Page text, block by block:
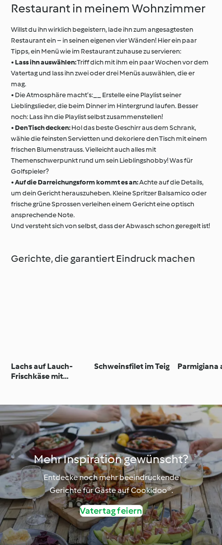
Restaurant in meinem Wohnzimmer
Willst du ihn wirklich begeistern, lade ihn zum angesagtesten
Restaurant ein – in seinen eigenen vier Wänden! Hier ein paar
Tipps, ein Menü wie im Restaurant zuhause zu servieren:
• Lass ihn auswählen:Triff dich mit ihm ein paar Wochen vor dem
Vatertag und lass ihn zwei oder drei Menüs auswählen, die er
mag.
• Die Atmosphäre macht’s:__ Erstelle eine Playlist seiner
Lieblingslieder, die beim Dinner im Hintergrund laufen. Besser
noch: Lass ihn die Playlist selbst zusammenstellen!
• Den Tisch decken:Hol das beste Geschirr aus dem Schrank,
wähle die feinsten Servietten und dekoriere den Tisch mit einem
frischen Blumenstrauss. Vielleicht auch alles mit
Themenschwerpunkt rund um sein Lieblingshobby! Was für
Golfspieler?
•Auf die Darreichungsform kommt es an:Achte auf die Details,
um dein Gericht herauszuheben. Kleine Spritzer Balsamico oder
frische grüne Sprossen verleihen einem Gericht eine optisch
ansprechende Note.
Und versteht sich von selbst, dass der Abwasch schon geregelt ist!
Gerichte, die garantiert Eindruck machen
Lachs auf Lauch-
Frischkäse mit
Schweinsfilet im Teig Parmigiana
Mehr Inspiration gewünscht?
Entdecke noch mehr beeindruckende
Gerichte für Gäste auf Cookidoo®.
Vatertag feiern